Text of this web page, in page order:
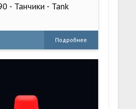
- Танчики - Tank
Подробнее